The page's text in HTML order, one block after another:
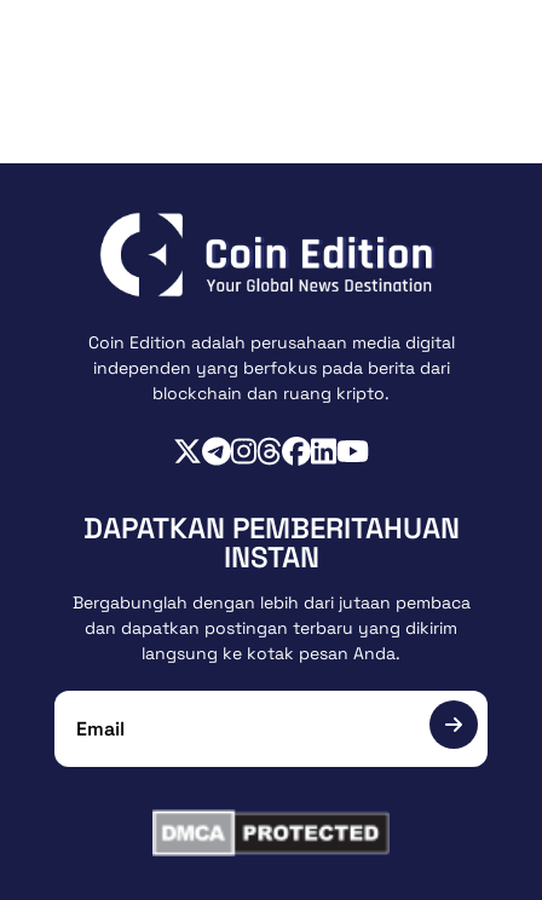
Coin Edition adalah perusahaan media digital
independen yang berfokus pada berita dari
blockchain dan ruang kripto.
DAPATKAN PEMBERITAHUAN
INSTAN
Bergabunglah dengan lebih dari jutaan pembaca
dan dapatkan postingan terbaru yang dikirim
langsung ke kotak pesan Anda.